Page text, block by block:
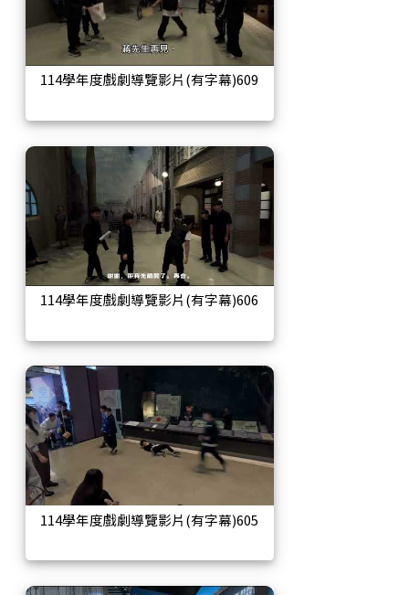
114學年度戲劇導覽影片(有字幕)609
114學年度戲劇導覽影片(有字幕)606
114學年度戲劇導覽影片(有字幕)605